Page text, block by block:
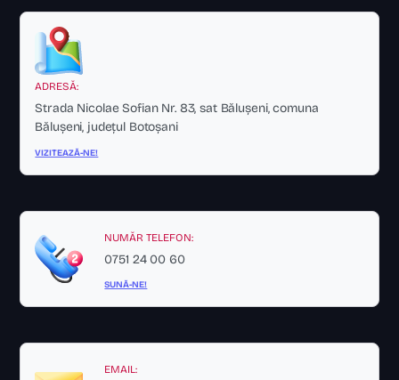
ADRESĂ:
Strada Nicolae Sofian Nr. 83, sat Bălușeni, comuna
Bălușeni, județul Botoșani
VIZITEAZĂ-NE!
NUMĂR TELEFON:
0751 24 00 60
SUNĂ-NE!
EMAIL: